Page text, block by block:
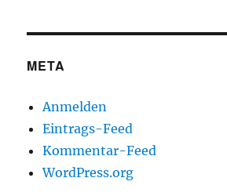
META
Anmelden
Eintrags-Feed
Kommentar-Feed
WordPress.org